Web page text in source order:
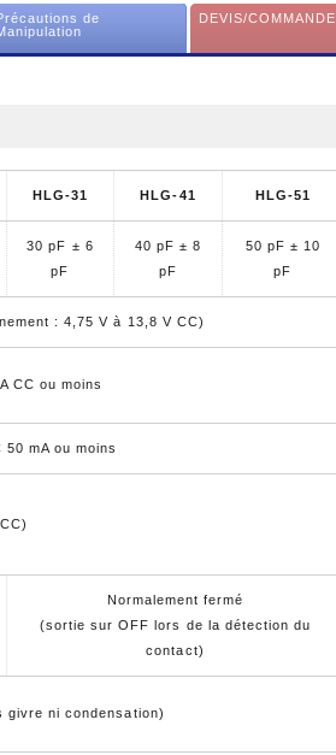
de
DEVIS/COMMANDE
HLG-31 HLG-41 HLG-51
30 pF ± 6
pF
40 pF ± 8
pF
50 pF ± 10
pF
: 4,75 V à 13,8 V CC)
CC ou moins
mA ou moins
Normalement fermé
(sortie sur OFF lors de la détection du
contact)
givre ni condensation)